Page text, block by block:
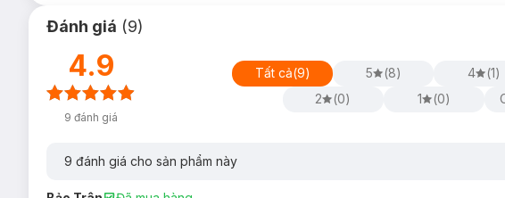
Đánh giá (9)
4.9
9 đánh giá
Tất cả(9) 5 (8) 4 (1)
2
(0) 1 (0)
9 đánh giá cho sản phẩm này